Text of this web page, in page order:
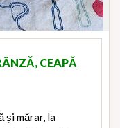
CEAPĂ
și mărar, la